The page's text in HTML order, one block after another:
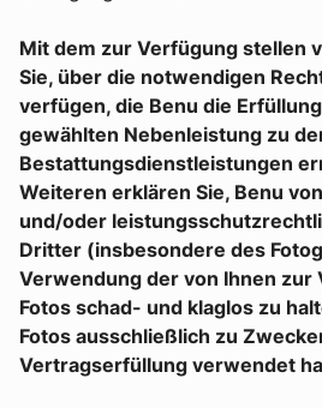
Mit dem zur Verfügung stellen
Sie, über die notwendigen
verfügen, die Benu die
gewählten Nebenleistung zu
Bestattungsdienstleistungen
Weiteren erklären Sie, Benu
und/oder
Dritter (insbesondere des
Verwendung der von Ihnen
Fotos schad- und klaglos zu
Fotos ausschließlich zu
Vertragserfüllung verwendet